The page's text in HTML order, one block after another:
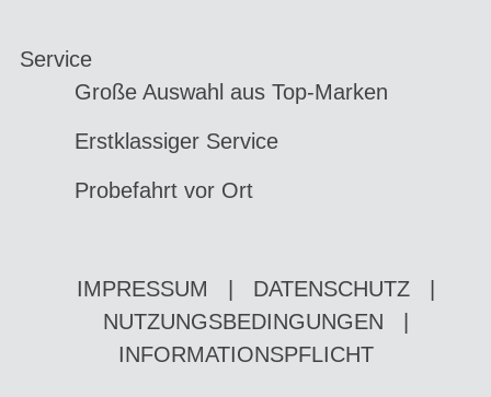
Service
Große Auswahl aus Top-Marken
Erstklassiger Service
Probefahrt vor Ort
IMPRESSUM DATENSCHUTZ
NUTZUNGSBEDINGUNGEN
INFORMATIONSPFLICHT